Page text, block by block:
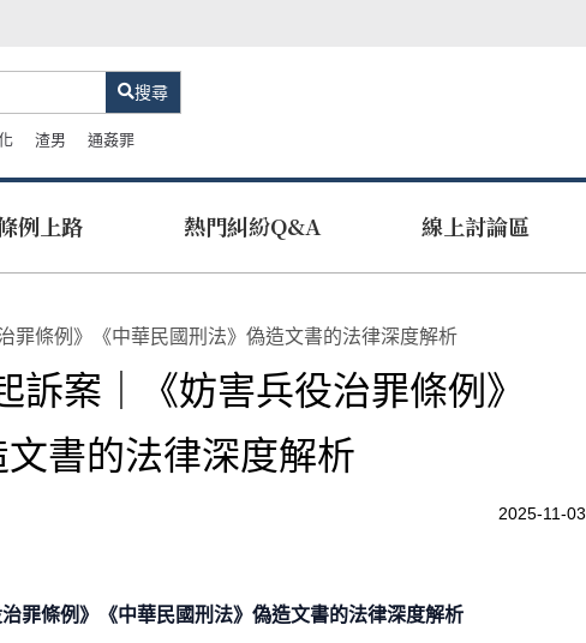
搜尋
渣男 通姦罪
例上路 熱門糾紛Q&A 線上討論區
罪條例》《中華民國刑法》偽造文書的法律深度解析
訴案｜《妨害兵役治罪條例》
文書的法律深度解析
2025-11-03
罪條例》《中華民國刑法》偽造文書的法律深度解析